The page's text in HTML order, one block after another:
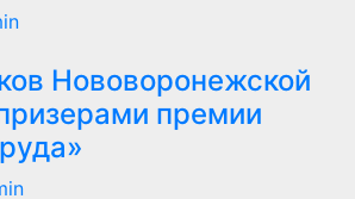
Нововоронежской
премии